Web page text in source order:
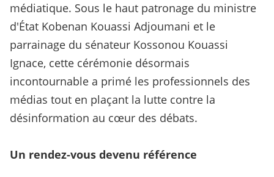
médiatique. Sous le haut patronage du ministre
d'État Kobenan Kouassi Adjoumani et le
parrainage du sénateur Kossonou Kouassi
Ignace, cette cérémonie désormais
incontournable a primé les professionnels des
médias tout en plaçant la lutte contre la
désinformation au cœur des débats.
Un rendez-vous devenu référence